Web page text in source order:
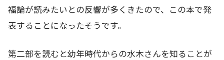
福論が読みたいとの反響が多くきたので、この本で発
表することになったそうです。
第二部を読むと幼年時代からの水木さんを知ることが